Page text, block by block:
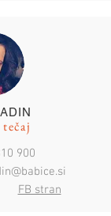
900
FB stran